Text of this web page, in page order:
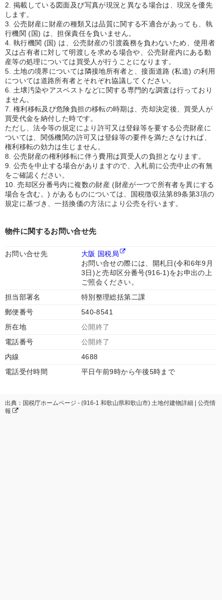
2. 掲載している図面及び写真が現況と異なる場合は、現況を優先
します。
3. 公売財産に財産の種類又は品質に関する不適合があっても、執
行機関 (国) は、担保責任を負いません。
4. 執行機関 (国) は、公売財産の引渡義務を負わないため、使用者
又は占有者に対して明渡しを求める場合や、公売財産内にある動
産等の処理については買受人が行うことになります。
5. 土地の境界については隣接地所有者と、接面道路 (私道) の利用
については道路所有者とそれぞれ協議してください。
6. 土壌汚染やアスベストなどに関する専門的な調査は行っており
ません。
7. 権利移転及び危険負担の移転の時期は、売却決定後、買受人が
買受代金を納付した時です。
ただし、法令等の規定により許可又は登録等を要する公売財産に
ついては、関係機関の許可又は登録等の要件を満たさなければ、
権利移転の効力は生じません。
8. 公売財産の権利移転に伴う費用は買受人の負担となります。
9. 公売を中止する場合がありますので、入札前に公売中止の有無
をご確認ください。
10. 売却区分番号内に複数の財産 (財産が一つで所有者を異にする
場合を含む。) があるものについては、国税徴収法第89条第3項の
規定に基づき、一括換価の方法により公売を行います。
物件に関するお問い合せ先
お問い合せ先
大阪 国税局
お問い合せの際には、開札日(令和6年9月
3日)と売却区分番号(916-1)をお申出の上
ご照会ください。
担当部署名
特別整理総括第二課
郵便番号
540-8541
所在地
公開終了
電話番号
公開終了
内線
4688
電話受付時間
平日午前9時から午後5時まで
出典：国税庁ホームページ - (916-1 和歌山県和歌山市) 土地付建物詳細 | 公売情
報